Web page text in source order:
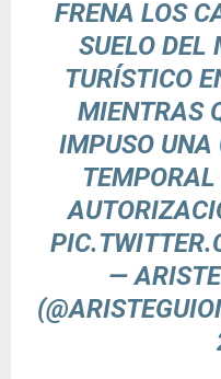
FRENA LOS
SUELO DEL
TURÍSTICO
MIENTRAS
IMPUSO UNA
—